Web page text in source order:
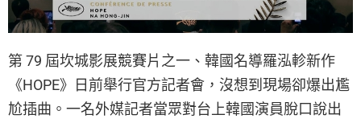
第 79 屆坎城影展競賽片之一、韓國名導羅泓軫新作
《HOPE》日前舉行官方記者會，沒想到現場卻爆出尷
尬插曲。一名外媒記者當眾對台上韓國演員脫口說出